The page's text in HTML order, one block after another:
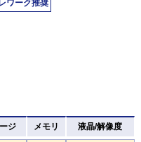
ワーク推奨
ジ メモリ 液晶/解像度